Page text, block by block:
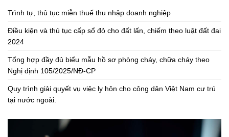
Trình tự, thủ tục miễn thuế thu nhập doanh nghiệp
Điều kiện và thủ tục cấp sổ đỏ cho đất lấn, chiếm theo luật đất đai
2024
Tổng hợp đầy đủ biểu mẫu hồ sơ phòng cháy, chữa cháy theo
Nghị định 105/2025/NĐ-CP
Quy trình giải quyết vụ việc ly hôn cho công dân Việt Nam cư trú
tại nước ngoài.